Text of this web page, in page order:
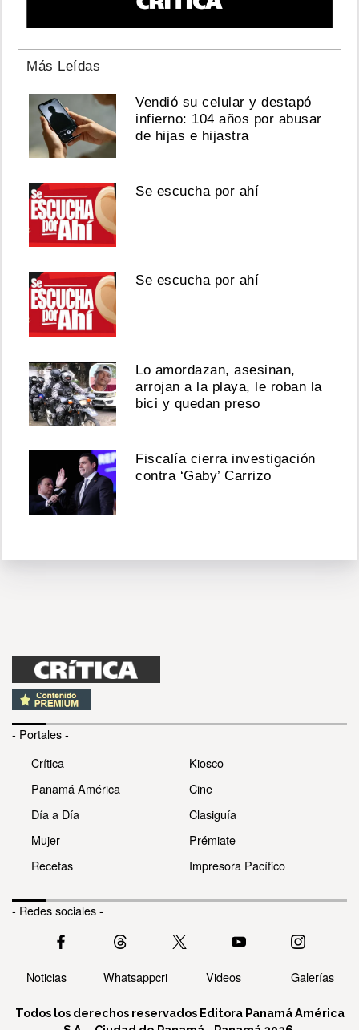
Más Leídas
Vendió su celular y destapó
infierno: 104 años por abusar
de hijas e hijastra
Se escucha por ahí
Se escucha por ahí
Lo amordazan, asesinan,
arrojan a la playa, le roban la
bici y quedan preso
Fiscalía cierra investigación
contra ‘Gaby’ Carrizo
- Portales -
Crítica
Panamá América
Día a Día
Mujer
Recetas
Kiosco
Cine
Clasiguía
Prémiate
Impresora Pacífico
- Redes sociales -
Noticias Whatsappcri Videos Galerías
Todos los derechos reservados Editora Panamá América